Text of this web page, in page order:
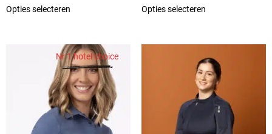
Opties selecteren Opties selecteren
Nr 1 hotel choice